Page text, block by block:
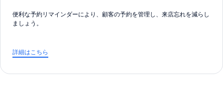
便利な予約リマインダーにより、顧客の予約を管理し、来店忘れを減らし
ましょう。
詳細はこちら